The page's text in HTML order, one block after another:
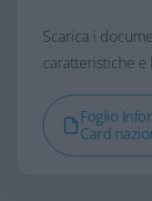
Scarica i
caratteristiche e
Foglio
Card